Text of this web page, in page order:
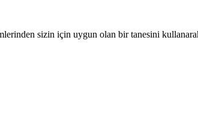
sizin için uygun olan bir tanesini